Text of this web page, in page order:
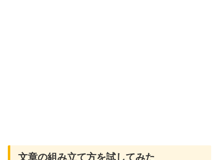
文章の組み立て方を試してみた